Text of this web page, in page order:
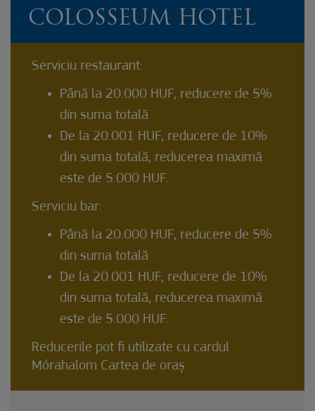
COLOSSEUM HOTEL
Serviciu restaurant:
Până la 20.000 HUF, reducere de 5%
din suma totală
De la 20.001 HUF, reducere de 10%
din suma totală, reducerea maximă
este de 5.000 HUF.
Serviciu bar:
Până la 20.000 HUF, reducere de 5%
din suma totală
De la 20.001 HUF, reducere de 10%
din suma totală, reducerea maximă
este de 5.000 HUF.
Reducerile pot fi utilizate cu cardul
Mórahalom Cartea de oraș